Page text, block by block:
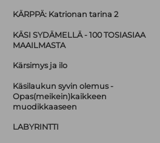
KÄRPPÄ: Katrionan tarina 2
KÄSI SYDÄMELLÄ - 100 TOSIASIAA
MAAILMASTA
Kärsimys ja ilo
Käsilaukun syvin olemus -
Opas(meikein)kaikkeen
muodikkaaseen
LABYRINTTI